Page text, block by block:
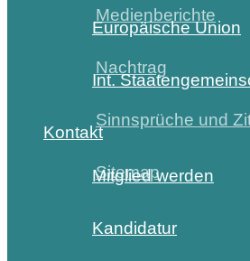
Medienberichte
Nachtrag
Sinnsprüche und
Sitemap
Europäische Union
Int.
Kontakt
Mitglied werden
Kandidatur